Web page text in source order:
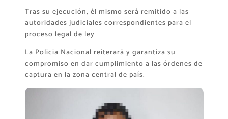
Tras su ejecución, él mismo será remitido a las
autoridades judiciales correspondientes para el
proceso legal de ley
La Policia Nacional reiterará y garantiza su
compromiso en dar cumplimiento a las órdenes de
captura en la zona central de país.